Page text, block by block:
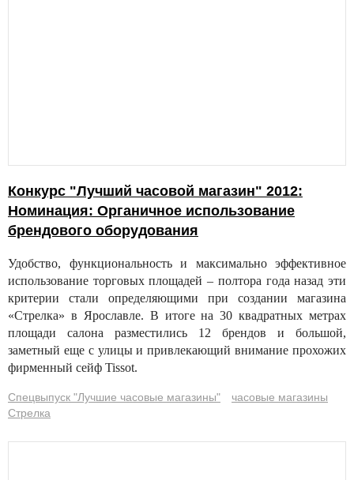
Конкурс "Лучший часовой магазин" 2012:
Номинация: Органичное использование
брендового оборудования
Удобство, функциональность и максимально эффективное
использование торговых площадей – полтора года назад эти
критерии стали определяющими при создании магазина
«Стрелка» в Ярославле. В итоге на 30 квадратных метрах
площади салона разместились 12 брендов и большой,
заметный еще с улицы и привлекающий внимание прохожих
фирменный сейф Tissot.
Спецвыпуск "Лучшие часовые магазины"
часовые магазины
Стрелка